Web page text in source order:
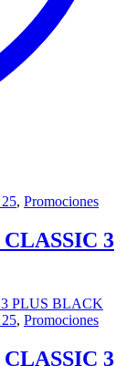
, Promociones
3
, Promociones
3